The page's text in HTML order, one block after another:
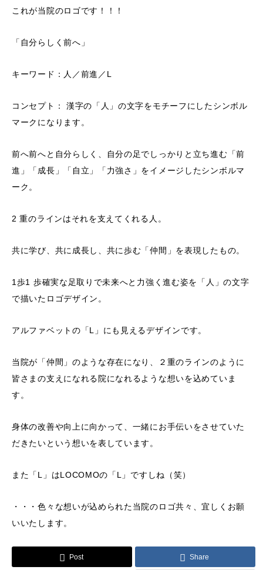
これが当院のロゴです！！！
「自分らしく前へ」
キーワード：人／前進／L
コンセプト： 漢字の「人」の文字をモチーフにしたシンボル
マークになります。
前へ前へと自分らしく、自分の足でしっかりと立ち進む「前
進」「成長」「自立」「力強さ」をイメージしたシンボルマ
ーク。
2 重のラインはそれを支えてくれる人。
共に学び、共に成長し、共に歩む「仲間」を表現したもの。
1歩1 歩確実な足取りで未来へと力強く進む姿を「人」の文字
で描いたロゴデザイン。
アルファベットの「L」にも見えるデザインです。
当院が「仲間」のような存在になり、２重のラインのように
皆さまの支えになれる院になれるような想いを込めていま
す。
身体の改善や向上に向かって、一緒にお手伝いをさせていた
だきたいという想いを表しています。
また「L」はLOCOMOの「L」ですしね（笑）
・・・色々な想いが込められた当院のロゴ共々、宜しくお願
いいたします。
Post Share